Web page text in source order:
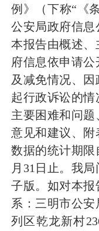
例》（下称“ 《
公安局政府信息
本报告由概述
府信息依申请
及减免情况、
起行政诉讼的
主要困难和问
意见和建议、附
数据的统计期限
月 31 日 止。我
子版。如对本
系：三明市公
列区乾龙新村